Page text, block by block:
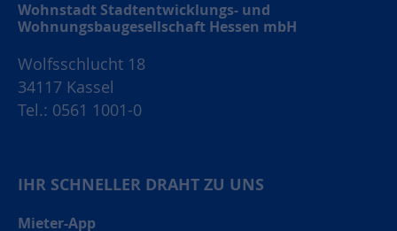
Wohnstadt Stadtentwicklungs- und
Wohnungsbaugesellschaft Hessen mbH
Wolfsschlucht 18
34117 Kassel
Tel.: 0561 1001-0
IHR SCHNELLER DRAHT ZU UNS
Mieter-App